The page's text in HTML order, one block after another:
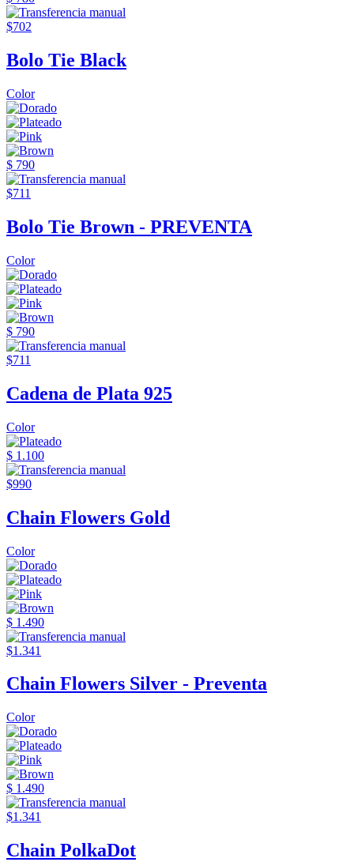
$702
Bolo Tie Black
Color
$ 790
$711
Bolo Tie Brown - PREVENTA
Color
$ 790
$711
Cadena de Plata 925
Color
$ 1.100
$990
Chain Flowers Gold
Color
$ 1.490
$1.341
Chain Flowers Silver - Preventa
Color
$ 1.490
$1.341
Chain PolkaDot